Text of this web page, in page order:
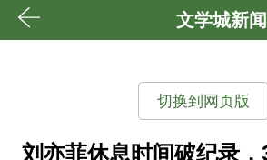
文学城新闻
切换到网页版
刘亦菲休息时间破纪录